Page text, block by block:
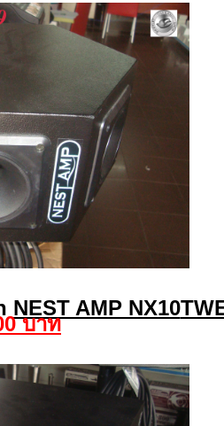
NEST AMP NX10
บาท